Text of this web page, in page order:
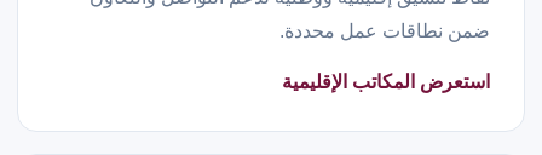
ضمن نطاقات عمل محددة.
استعرض المكاتب الإقليمية